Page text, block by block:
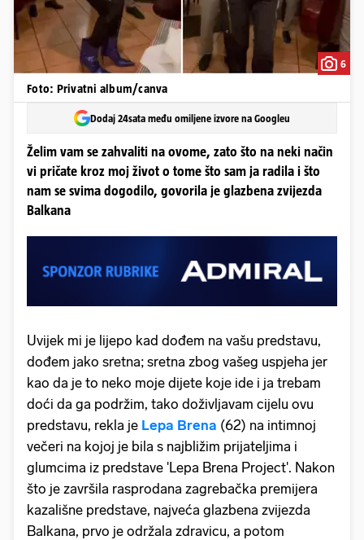
6
Foto: Privatni album/canva
Dodaj 24sata među omiljene izvore na Googleu
Želim vam se zahvaliti na ovome, zato što na neki način
vi pričate kroz moj život o tome što sam ja radila i što
nam se svima dogodilo, govorila je glazbena zvijezda
Balkana
Uvijek mi je lijepo kad dođem na vašu predstavu,
dođem jako sretna; sretna zbog vašeg uspjeha jer
kao da je to neko moje dijete koje ide i ja trebam
doći da ga podržim, tako doživljavam cijelu ovu
predstavu, rekla je Lepa Brena (62) na intimnoj
večeri na kojoj je bila s najbližim prijateljima i
glumcima iz predstave 'Lepa Brena Project'. Nakon
što je završila rasprodana zagrebačka premijera
kazališne predstave, najveća glazbena zvijezda
Balkana, prvo je održala zdravicu, a potom